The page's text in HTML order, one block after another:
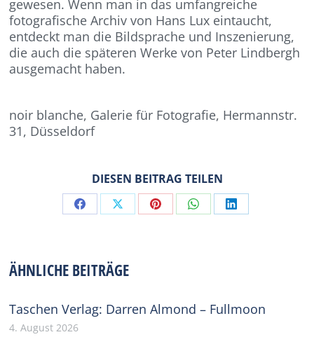
gewesen. Wenn man in das umfangreiche
fotografische Archiv von Hans Lux eintaucht,
entdeckt man die Bildsprache und Inszenierung,
die auch die späteren Werke von Peter Lindbergh
ausgemacht haben.
noir blanche, Galerie für Fotografie, Hermannstr.
31, Düsseldorf
DIESEN BEITRAG TEILEN
Share Share Share Share Share
ÄHNLICHE BEITRÄGE
Taschen Verlag: Darren Almond – Fullmoon
4. August 2026